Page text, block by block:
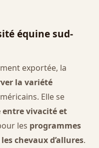
équine sud-
exportée, la
la variété
Elle se
vivacité et
les programmes
chevaux d’allures.